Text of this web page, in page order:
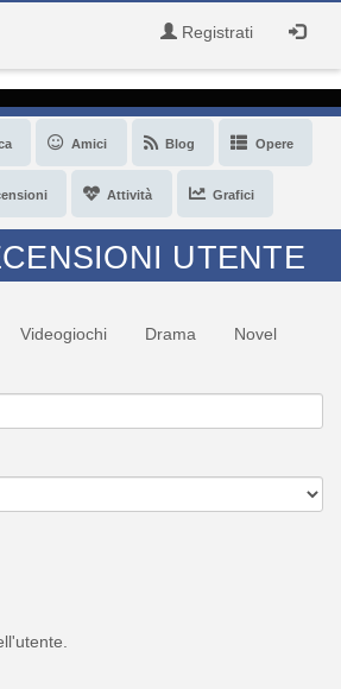
Registrati
Amici Blog Opere
Attività Grafici
UTENTE
Videogiochi Drama Novel